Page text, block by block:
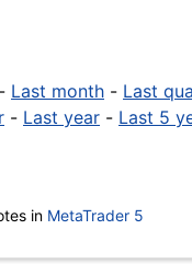
- Last month - Last
- Last year - Last 5
in MetaTrader 5